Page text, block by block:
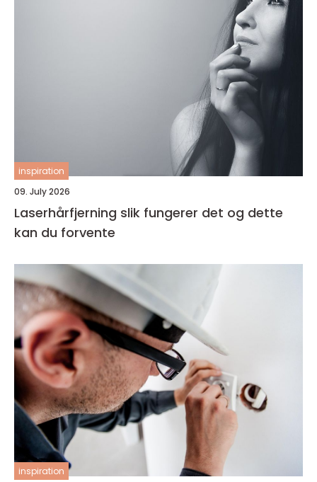
inspiration
09. July 2026
Laserhårfjerning slik fungerer det og dette
kan du forvente
inspiration